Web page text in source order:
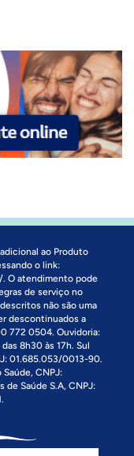
ao Produto
o link:
. O atendimento pode
de serviço no
não são uma
descontinuados a
772 0504. Ouvidoria:
8h30 às 17h. Sul
01.685.053/0013-90.
CNPJ:
Saúde S.A, CNPJ: